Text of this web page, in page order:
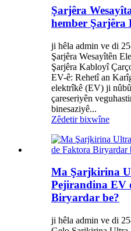
Şarjêra
hember Şarjêra
ji hêla admin ve di
Şarjêra Wesayîtên
Şarjêra Kabloyî
EV-ê: Rehetî an
elektrîkê (EV) ji
çareseriyên
binesaziyê...
Zêdetir bixwîne
Ma Şarjkirina
Pejirandina EV
Biryardar be?
ji hêla admin ve di